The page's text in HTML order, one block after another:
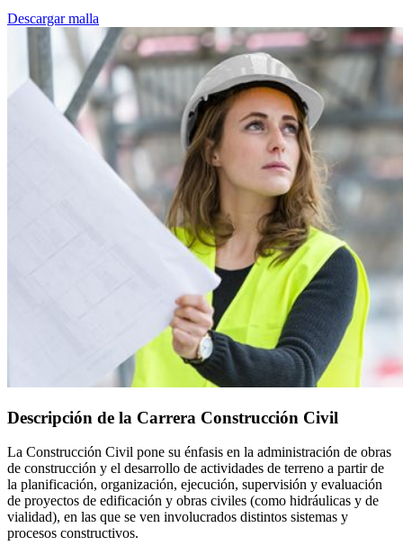
Descargar malla
Descripción de la Carrera Construcción Civil
La Construcción Civil pone su énfasis en la administración de obras
de construcción y el desarrollo de actividades de terreno a partir de
la planificación, organización, ejecución, supervisión y evaluación
de proyectos de edificación y obras civiles (como hidráulicas y de
vialidad), en las que se ven involucrados distintos sistemas y
procesos constructivos.